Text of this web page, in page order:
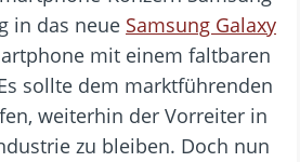
in das neue Samsung Galaxy
mit einem faltbaren
sollte dem marktführenden
weiterhin der Vorreiter in
zu bleiben. Doch nun